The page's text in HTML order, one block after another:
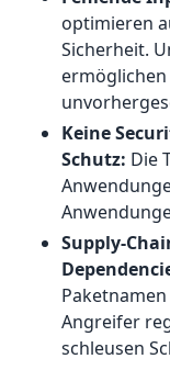
optimieren
Sicherheit.
Keine
Schutz: Die
Supply-
Angreifer
schleusen